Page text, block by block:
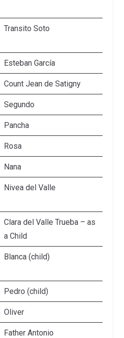
Transito Soto
Esteban García
Count Jean de Satigny
Segundo
Pancha
Rosa
Nana
Nivea del Valle
Clara del Valle Trueba – as
a Child
Blanca (child)
Pedro (child)
Oliver
Father Antonio